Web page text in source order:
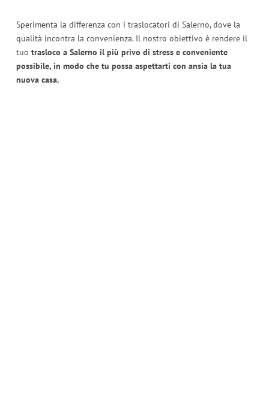
Sperimenta la differenza con i traslocatori di Salerno, dove la
qualità incontra la convenienza. Il nostro obiettivo è rendere il
tuo trasloco a Salerno il più privo di stress e conveniente
possibile, in modo che tu possa aspettarti con ansia la tua
nuova casa.